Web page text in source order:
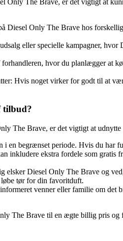
Only The Brave, er det vigtigt at
Diesel Only The Brave hos
eller specielle kampagner,
hvor du planlægger at
Hvis noget virker for godt til at
tilbud?
The Brave, er det vigtigt at
en begrænset periode. Hvis du har
inkludere ekstra fordele som gratis
Diesel Only The Brave og
løbe tør for din favoritduft.
venner eller familie om det
The Brave til en ægte billig pris